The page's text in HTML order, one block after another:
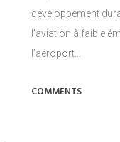
développement
l’aviation à faible
l’aéroport...
COMMENTS